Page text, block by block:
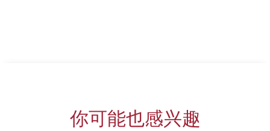
你可能也感兴趣